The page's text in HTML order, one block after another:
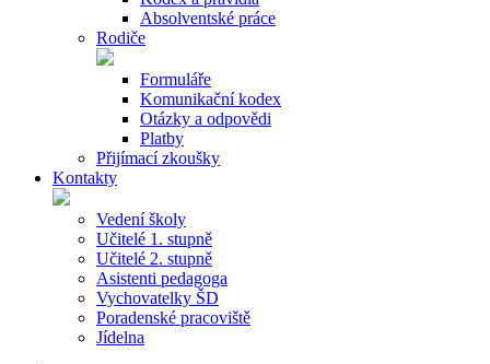
Absolventské práce
Rodiče
Formuláře
Komunikační kodex
Otázky a odpovědi
Platby
Přijímací zkoušky
Kontakty
Vedení školy
Učitelé 1. stupně
Učitelé 2. stupně
Asistenti pedagoga
Vychovatelky ŠD
Poradenské pracoviště
Jídelna